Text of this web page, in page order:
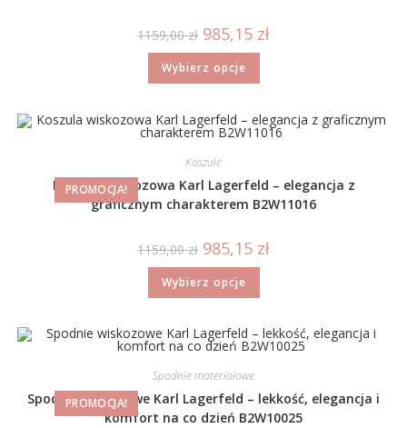
1159,00zł 985,15 zł
Wybierz opcje
PROMOCJA!
Koszule
Koszula wiskozowa Karl Lagerfeld – elegancja z
graficznym charakterem B2W11016
1159,00zł 985,15 zł
Wybierz opcje
PROMOCJA!
Spodnie materiałowe
Spodnie wiskozowe Karl Lagerfeld – lekkość, elegancja i
komfort na co dzień B2W10025